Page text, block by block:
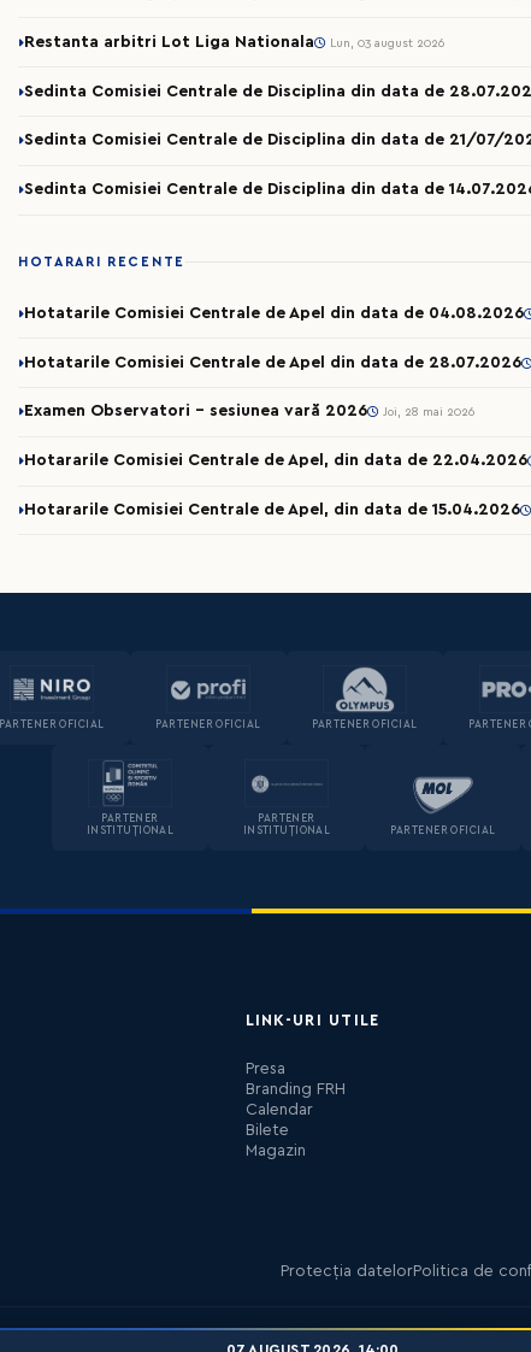
Restanta arbitri Lot Liga Nationala Lun, 03 august 2026
Sedinta Comisiei Centrale de Disciplina din data de
Sedinta Comisiei Centrale de Disciplina din data de 21/07/
Sedinta Comisiei Centrale de Disciplina din data de
HOTARARI RECENTE
Hotatarile Comisiei Centrale de Apel din data de 04.08.2026
Hotatarile Comisiei Centrale de Apel din data de 28.07.2026
Examen Observatori - sesiunea vară 2026 Joi, 28 mai 2026
Hotararile Comisiei Centrale de Apel, din data de 22.04.2026
Hotararile Comisiei Centrale de Apel, din data de 15.04.2026
PARTENER OFICIAL PARTENER OFICIAL PARTENER OFICIAL PARTENER
PARTENER
INSTITUȚIONAL
PARTENER
INSTITUȚIONAL
PARTENER OFICIAL
LINK-URI UTILE
Presa
Branding FRH
Calendar
Bilete
Magazin
Protecția datelorPolitica de